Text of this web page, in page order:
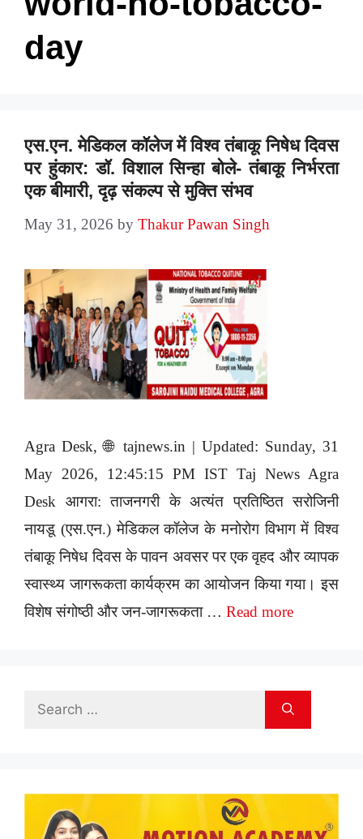
day
एस.एन. मेडिकल कॉलेज में विश्व तंबाकू निषेध दिवस
पर हुंकार: डॉ. विशाल सिन्हा बोले- तंबाकू निर्भरता
एक बीमारी, दृढ़ संकल्प से मुक्ति संभव
May 31, 2026 by Thakur Pawan Singh
Agra Desk, 🌐 tajnews.in | Updated: Sunday, 31
May 2026, 12:45:15 PM IST Taj News Agra
Desk आगरा: ताजनगरी के अत्यंत प्रतिष्ठित सरोजिनी
नायडू (एस.एन.) मेडिकल कॉलेज के मनोरोग विभाग में विश्व
तंबाकू निषेध दिवस के पावन अवसर पर एक वृहद और व्यापक
स्वास्थ्य जागरूकता कार्यक्रम का आयोजन किया गया। इस
विशेष संगोष्ठी और जन-जागरूकता … Read more
Search